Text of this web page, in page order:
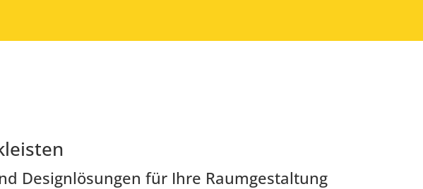
Designlösungen für Ihre Raumgestaltung